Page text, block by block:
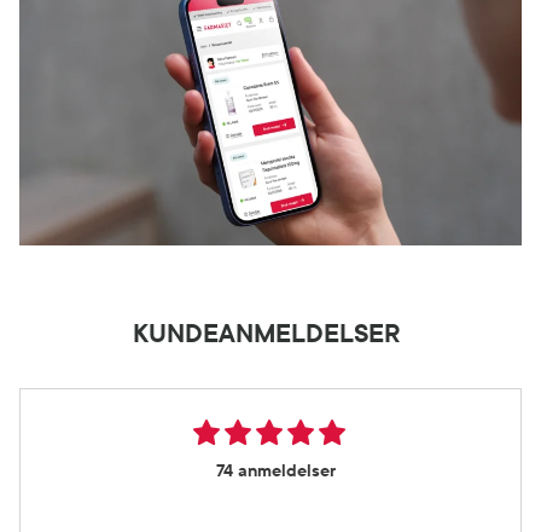
KUNDEANMELDELSER
74 anmeldelser